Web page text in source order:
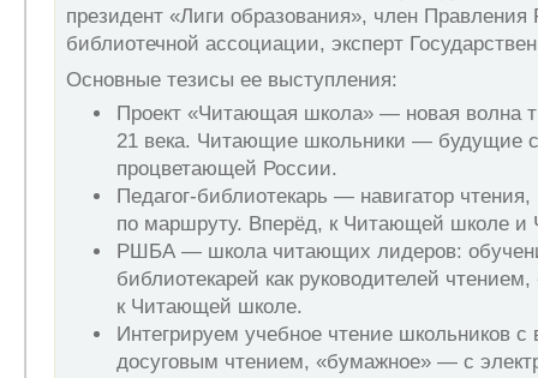
президент «Лиги образования», член Правления
библиотечной ассоциации, эксперт
Основные тезисы ее выступления:
Проект «Читающая школа» — новая волна
21 века. Читающие школьники — будущие
процветающей России.
Педагог-библиотекарь — навигатор чтения,
по маршруту. Вперёд, к Читающей школе и
РШБА — школа читающих лидеров:
библиотекарей как руководителей
к Читающей школе.
Интегрируем учебное чтение школьников
досуговым чтением, «бумажное» — с